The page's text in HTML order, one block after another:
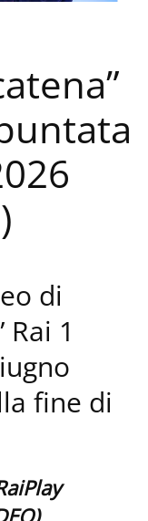
di
Rai 1
fine di